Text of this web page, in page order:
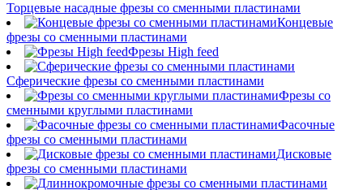
Торцевые насадные фрезы со сменными пластинами
Концевые
фрезы со сменными пластинами
Фрезы High feed
Сферические фрезы со сменными пластинами
Фрезы со
сменными круглыми пластинами
Фасочные
фрезы со сменными пластинами
Дисковые
фрезы со сменными пластинами